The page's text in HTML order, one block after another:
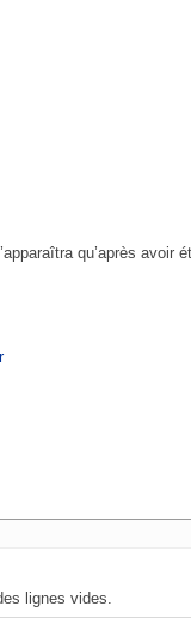
qu’après avoir
lignes vides.